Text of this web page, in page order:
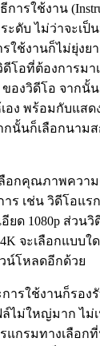
ธีการใช้งาน
ะดับ ไม่ว่าจะเป็
ใช้งานก็ไม่ยุ่งย
โอที่ต้องการมา
ของวิดีโอ จากนั้
อง พร้อมกับแส
กนั้นก็เลือกนาม
ลือกคุณภาพควา
ร เช่น วิดีโอแร
อียด 1080p ส่วน
จะเลือกแบบ
น์โหลดอีกด้วย
รใช้งานก็รองรั
ไม่ใหญ่มาก ไม่
แกรมทางเลือก